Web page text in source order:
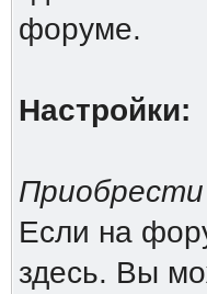
форуме.
Настройки:
Если на
здесь. Вы